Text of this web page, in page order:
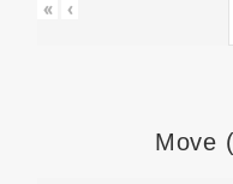
« ‹
Move